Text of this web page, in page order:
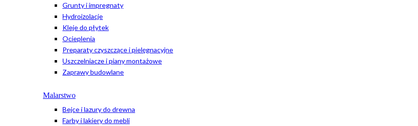
Grunty i impregnaty
Hydroizolacje
Kleje do płytek
Ocieplenia
Preparaty czyszczące i pielęgnacyjne
Uszczelniacze i piany montażowe
Zaprawy budowlane
Malarstwo
Bejce i lazury do drewna
Farby i lakiery do mebli